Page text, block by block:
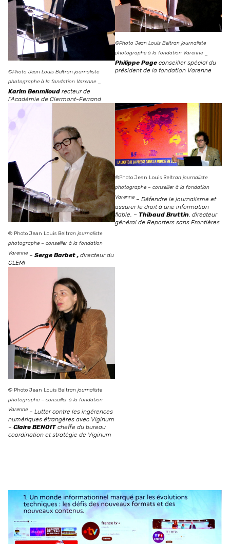
©Photo Jean Louis Beltran journaliste
photographe à la fondation Varenne –
Karim Benmiloud recteur de
l’Académie de Clermont-Ferrand
©Photo Jean Louis Beltran journaliste
photographe à la fondation Varenne –
Philippe Page conseiller spécial du
président de la fondation Varenne
© Photo Jean Louis Beltran journaliste
photographe – conseiller à la fondation
Varenne – Serge Barbet , directeur du
CLEMI
©Photo Jean Louis Beltran journaliste
photographe – conseiller à la fondation
Varenne – Défendre le journalisme et
assurer le droit à une information
fiable. – Thibaud Bruttin, directeur
général de Reporters sans Frontières
© Photo Jean Louis Beltran journaliste
photographe – conseiller à la fondation
Varenne – Lutter contre les ingérences
numériques étrangères avec Viginum
– Claire BENOITcheffe du bureau
coordination et stratégie de Viginum